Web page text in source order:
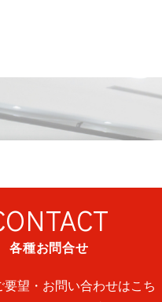
各種お問合せ
要望・お問い合わせはこち